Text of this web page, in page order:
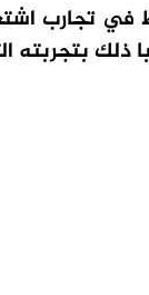
في تجارب
ذلك